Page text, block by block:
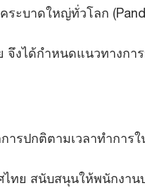
ระบาดใหญ่ทั่วโลก
จึงได้กำหนดแนวทาง
ารปกติตามเวลาทำการ
ไทย สนับสนุนให้พนักง